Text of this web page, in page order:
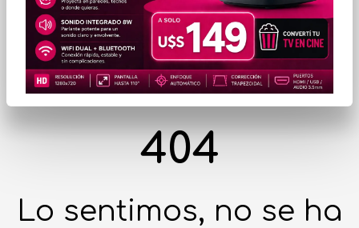
404
Lo sentimos, no se ha